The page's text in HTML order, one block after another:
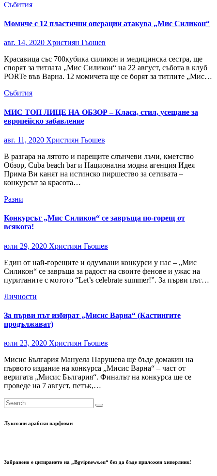
Събития
Момиче с 12 пластични операции атакува „Мис Силикон“
авг. 14, 2020 Християн Гьошев
Красавица със 700кубика силикон и медицинска сестра, ще
спорят за титлата „Мис Силикон“ на 22 август, събота в клуб
PORTe във Варна. 12 момичета ще се борят за титлите „Мис…
Събития
МИС ТОП ЛИЦЕ НА ОБЗОР – Класа, стил, усещане за
европейско забавление
авг. 11, 2020 Християн Гьошев
В разгара на лятото и парещите слънчеви лъчи, кметство
Обзор, Cuba beach bar и Национална модна агенция Идея
Прима Ви канят на истинско пиршество за сетивата –
конкурсът за красота…
Разни
Конкурсът „Мис Силикон“ се завръща по-горещ от
всякога!
юли 29, 2020 Християн Гьошев
Един от най-горещите и одумвани конкурси у нас – „Мис
Силикон“ се завръща за радост на своите фенове и ужас на
пуританите с мотото “Let’s celebrate summer!”. За първи път…
Личности
За първи път избират „Мисис Варна“ (Кастингите
продължават)
юли 23, 2020 Християн Гьошев
Мисис България Мануела Парушева ще бъде домакин на
първото издание на конкурса „Мисис Варна“ – част от
веригата „Мисис България“. Финалът на конкурса ще се
проведе на 7 август, петък,…
Луксозни арабски парфюми
Забранено е цитирането на „Bgvipnews.eu“ без да бъде приложен хиперлинк!